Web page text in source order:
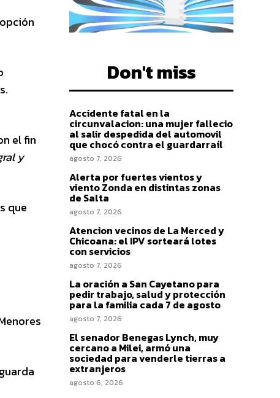
el fin
y
que
Don't miss
Accidente fatal en la
circunvalacion: una mujer fallecio
al salir despedida del automovil
que chocó contra el guardarraíl
agosto 7, 2026
Alerta por fuertes vientos y
viento Zonda en distintas zonas
de Salta
agosto 7, 2026
Atencion vecinos de La Merced y
Chicoana: el IPV sorteará lotes
con servicios
agosto 7, 2026
La oración a San Cayetano para
pedir trabajo, salud y protección
para la familia cada 7 de agosto
agosto 7, 2026
El senador Benegas Lynch, muy
cercano a Milei, armó una
sociedad para venderle tierras a
extranjeros
agosto 6, 2026